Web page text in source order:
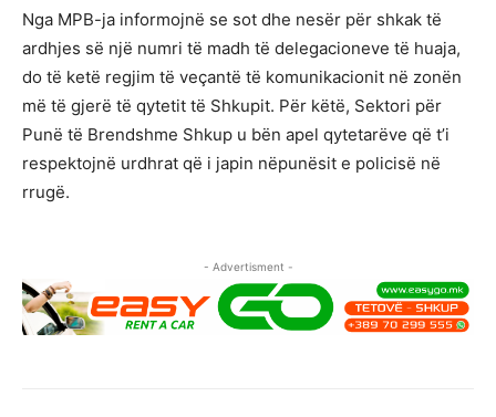
Nga MPB-ja informojnë se sot dhe nesër për shkak të
ardhjes së një numri të madh të delegacioneve të huaja,
do të ketë regjim të veçantë të komunikacionit në zonën
më të gjerë të qytetit të Shkupit. Për këtë, Sektori për
Punë të Brendshme Shkup u bën apel qytetarëve që t’i
respektojnë urdhrat që i japin nëpunësit e policisë në
rrugë.
- Advertisment -